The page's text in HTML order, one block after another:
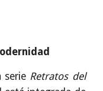
Retratos del